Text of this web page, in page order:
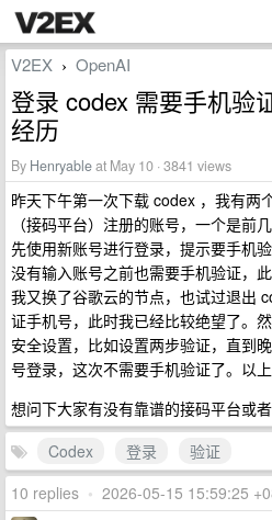
V2EX › OpenAI
登录 codex 需要手机验
经历
By Henryableat May 10 · 3841 views
昨天下午第一次下载 codex ，我有两
（接码平台）注册的账号，一个是前
先使用新账号进行登录，提示要手机
没有输入账号之前也需要手机验证，
我又换了谷歌云的节点，也试过退出
证手机号，此时我已经比较绝望了。
安全设置，比如设置两步验证，直到
号登录，这次不需要手机验证了。以上
想问下大家有没有靠谱的接码平台或
Codex
登录
验证
10 replies • 2026-05-15 15:59:25